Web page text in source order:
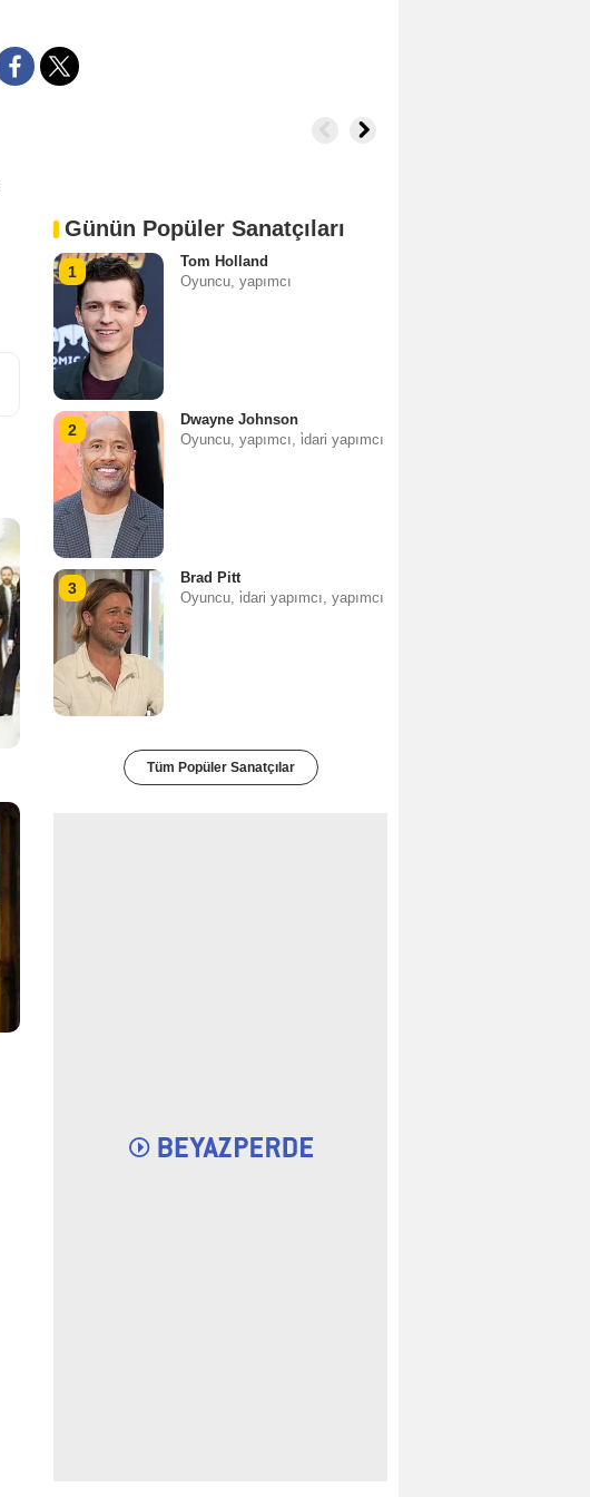
Günün Popüler Sanatçıları
1
Tom Holland
Oyuncu, yapımcı
2
Dwayne Johnson
Oyuncu, yapımcı, i̇dari yapımcı
3
Brad Pitt
Oyuncu, i̇dari yapımcı, yapımcı
Tüm Popüler Sanatçılar